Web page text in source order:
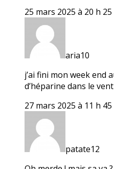
25 mars 2025 à 20 h
aria10
j’ai fini mon week end
d’héparine dans le
27 mars 2025 à 11 h
patate12